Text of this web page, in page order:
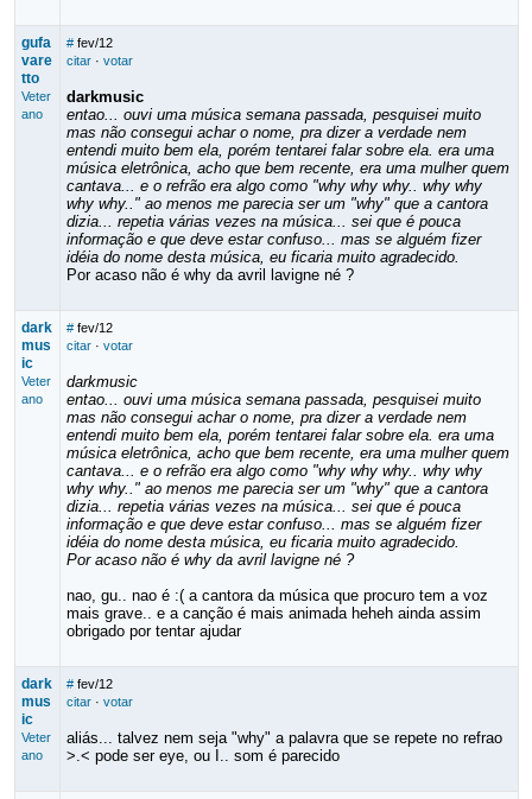
gufa
vare
tto
Veter
ano
# fev/12
citar· votar
darkmusic
entao... ouvi uma música semana passada, pesquisei muito
mas não consegui achar o nome, pra dizer a verdade nem
entendi muito bem ela, porém tentarei falar sobre ela. era uma
música eletrônica, acho que bem recente, era uma mulher quem
cantava... e o refrão era algo como "why why why.. why why
why why.." ao menos me parecia ser um "why" que a cantora
dizia... repetia várias vezes na música... sei que é pouca
informação e que deve estar confuso... mas se alguém fizer
idéia do nome desta música, eu ficaria muito agradecido.
Por acaso não é why da avril lavigne né ?
dark
mus
ic
Veter
ano
# fev/12
citar· votar
darkmusic
entao... ouvi uma música semana passada, pesquisei muito
mas não consegui achar o nome, pra dizer a verdade nem
entendi muito bem ela, porém tentarei falar sobre ela. era uma
música eletrônica, acho que bem recente, era uma mulher quem
cantava... e o refrão era algo como "why why why.. why why
why why.." ao menos me parecia ser um "why" que a cantora
dizia... repetia várias vezes na música... sei que é pouca
informação e que deve estar confuso... mas se alguém fizer
idéia do nome desta música, eu ficaria muito agradecido.
Por acaso não é why da avril lavigne né ?
nao, gu.. nao é :( a cantora da música que procuro tem a voz
mais grave.. e a canção é mais animada heheh ainda assim
obrigado por tentar ajudar
dark
mus
ic
Veter
ano
# fev/12
citar· votar
aliás... talvez nem seja "why" a palavra que se repete no refrao
>.< pode ser eye, ou I.. som é parecido